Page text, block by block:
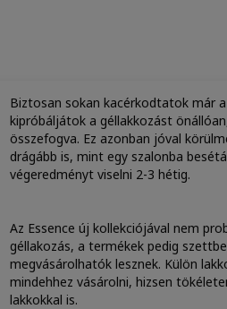
Biztosan sokan kacérkodtatok már
kipróbáljátok a géllakkozást
összefogva. Ez azonban jóval
drágább is, mint egy szalonba
végeredményt viselni 2-3 hétig.
Az Essence új kollekciójával nem
géllakozás, a termékek pedig
megvásárolhatók lesznek. Külön
mindehhez vásárolni, hizsen
lakkokkal is.